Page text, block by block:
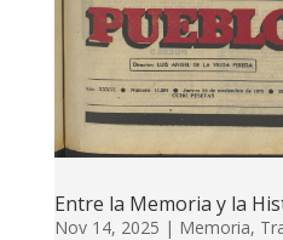
Entre la Memoria y la
Nov 14, 2025 | Memoria,